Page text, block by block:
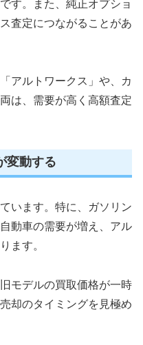
す。また、純正オプショ
査定につながることがあ
アルトワークス」や、カ
は、需要が高く高額査定
変動する
います。特に、ガソリン
動車の需要が増え、アル
ます。
モデルの買取価格が一時
却のタイミングを見極め